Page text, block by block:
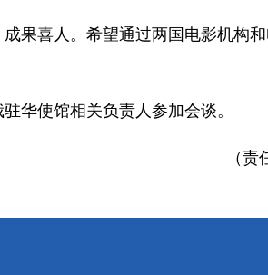
喜人。希望通过两国电影机构和
华使馆相关负责人参加会谈。
（责